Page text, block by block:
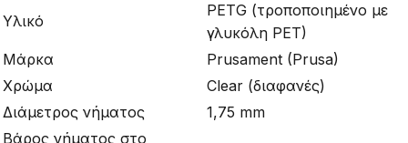
Υλικό
PETG (τροποποιημένο με
γλυκόλη PET)
Μάρκα
Prusament (Prusa)
Χρώμα
Clear (διαφανές)
Διάμετρος νήματος
1,75 mm
Βάρος νήματος στο